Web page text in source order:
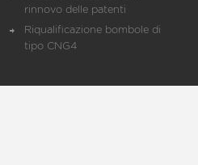
rinnovo delle patenti
Riqualificazione bombole di
tipo CNG4